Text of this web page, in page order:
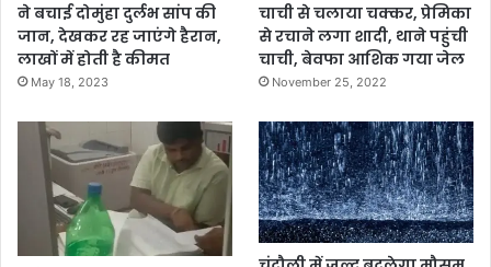
ने बचाई दोमुंहा दुर्लभ सांप की
जान, देखकर रह जाएंगे हैरान,
लाखों में होती है कीमत
May 18, 2023
चाची से चलाया चक्कर, प्रेमिका
से रचाने लगा शादी, थाने पहुंची
चाची, बेवफा आशिक गया जेल
November 25, 2022